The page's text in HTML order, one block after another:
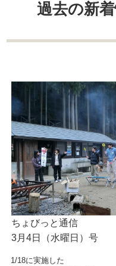
過去の新
ちょびっと通信
3月4日（水曜日）号
1/18に実施した